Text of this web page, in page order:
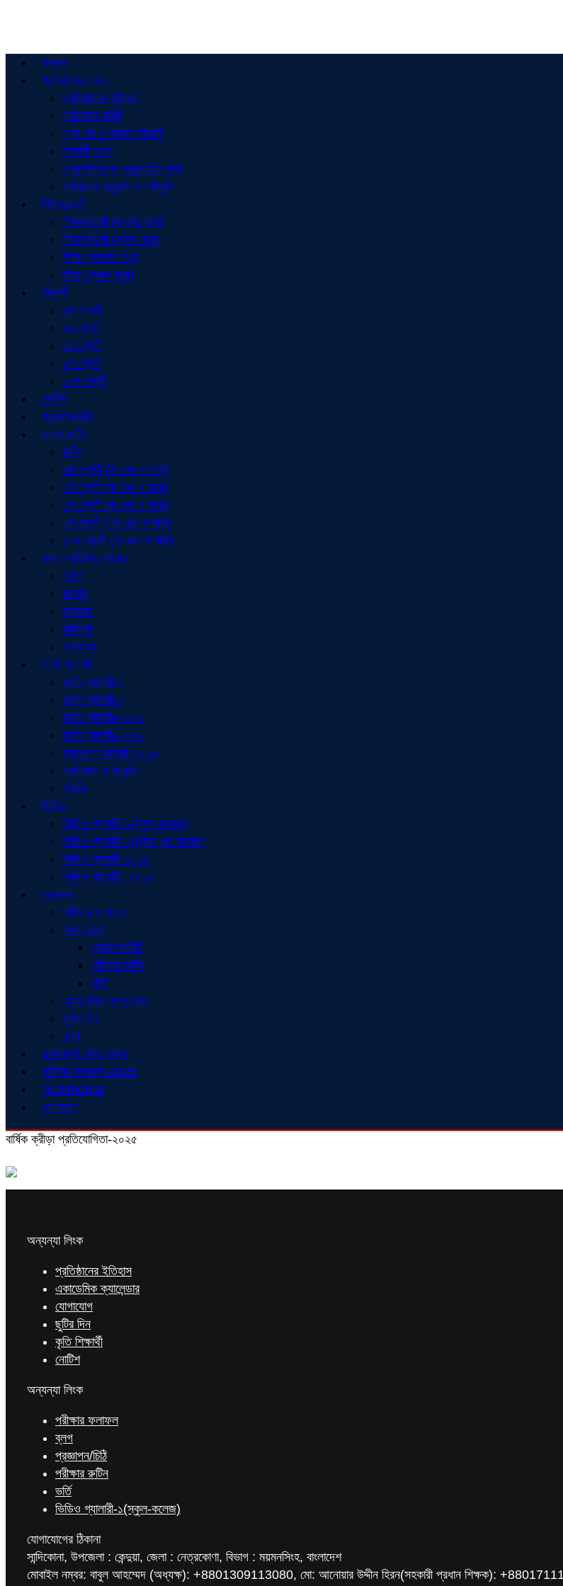
প্রচ্ছদ
প্রতিষ্ঠানের তথ্য
প্রতিষ্ঠানের ইতিহাস
পরিচালনা কমিটি
শূণ্য পদ ও জনবল বিবরণী
শিক্ষার্থী তথ্য
শ্রেণিভিত্তিক অনুমোদিত শাখা
পাঠদানের অনুমতি ও স্বীকৃতি
শিক্ষকমন্ডলী
শিক্ষকমন্ডলী (কলেজ শাখা)
শিক্ষকমন্ডলী (স্কুল শাখা)
স্টাফ (কলেজ শাখা)
স্টাফ (স্কুল শাখা)
শিক্ষার্থী
৬ষ্ঠ শ্রেণী
৭ম শ্রেণী
৮ম শ্রেণী
৯ম শ্রেণী
১০ম শ্রেণী
নোটিশ
প্রজ্ঞাপন/চিঠি
ক্লাশ রুটিন
রুটিন
৬ষ্ঠ শ্রেণী (ক এবং খ শাখা)
৭ম শ্রেণী (ক এবং খ শাখা)
৮ম শ্রেণী (ক এবং খ শাখা)
৯ম শ্রেণী ( ক এবং খ শাখা)
১০ম শ্রেণী (ক এবং খ শাখা)
সকল প্রতিষ্ঠান প্রধান
স্কুল
কলেজ
মাদ্রাসা
কারিগরি
অন্যান্য
ফটো গ্যালারী
ফটো গ্যালারী-১
ফটো গ্যালারী-২
ফটো গ্যালারী-২০২৫
ফটো গ্যালারী-২০২৬
বৃক্ষরোপণ কর্মসূচি-২০২৬
প্রতিষ্ঠান ও প্রকৃতি
ট্রেনিং
ভিডিও
ভিডিও গ্যালারী-১(স্কুল-কলেজ)
ভিডিও গ্যালারী-২(স্কুল এন্ড কলেজ)
ভিডিও গ্যালারী-২০২৫
ভিডিও গ্যালারী- ২০২৬
অন্যান্য
পরীক্ষার ফলাফল
সকল তথ্য
প্রজ্ঞাপন/চিঠি
পরীক্ষার রুটিন
ভর্তি
একাডেমিক ক্যালেন্ডার
ছুটির দিন
ব্লগ
গুরুত্বপূর্ণ ফোন নম্বর
পরীক্ষার ফলাফল-2025
Testimonial
যোগাযোগ
বার্ষিক ক্রীড়া প্রতিযোগিতা-২০২৫
অন্যন্যা লিংক
প্রতিষ্ঠানের ইতিহাস
একাডেমিক ক্যালেন্ডার
যোগাযোগ
ছুটির দিন
কৃতি শিক্ষার্থী
নোটিশ
অন্যন্যা লিংক
পরীক্ষার ফলাফল
ব্লগ
প্রজ্ঞাপন/চিঠি
পরীক্ষার রুটিন
ভর্তি
ভিডিও গ্যালারী-১(স্কুল-কলেজ)
যোগাযোগের ঠিকানা
সান্দিকোনা, উপজেলা : কেন্দুয়া, জেলা : নেত্রকোণা, বিভাগ : ময়মনসিংহ, বাংলাদেশ
মোবাইল নম্বর: বাবুল আহম্মেদ (অধ্যক্ষ): +8801309113080, মো: আনোয়ার উদ্দীন হিরন(সহকারী প্রধান শিক্ষক):